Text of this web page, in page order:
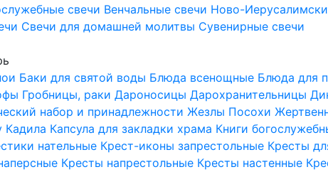
свечи Венчальные свечи Ново-
Свечи для домашней молитвы Сувенирные свечи
Баки для святой воды Блюда всенощные Блюда для
Гробницы, ракиДароносицыДарохранительницы
набор и принадлежностиЖезлы Посохи
Кадила Капсула для закладки храма Книги
нательные Крест-иконы запрестольные Кресты
Кресты напрестольные Кресты настенные